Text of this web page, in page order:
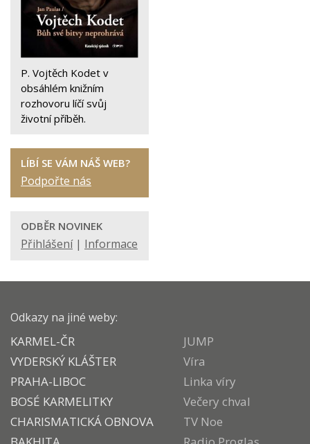
P. Vojtěch Kodet v
obsáhlém knižním
rozhovoru líčí svůj
životní příběh.
LÍBÍ SE VÁM NÁŠ WEB?
Podpořte nás
ODBĚR NOVINEK
Přihlášení| Informace
Odkazy na jiné weby:
KARMEL-ČR
VYDERSKÝ KLÁŠTER
PRAHA-LIBOC
BOSÉ KARMELITKY
CHARISMATICKÁ OBNOVA
JUMP
Víra
Linka víry
Večery chval
TV Noe